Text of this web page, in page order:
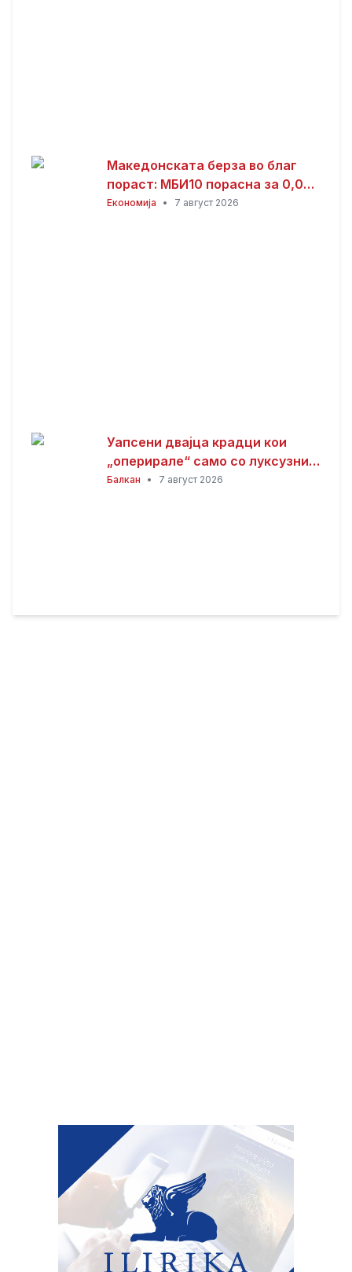
Македонската берза во благ
пораст: МБИ10 порасна за 0,08
отсто, најтргувани акциите на
Економија • 7 август 2026
Уапсени двајца крадци кои
„оперирале“ само со луксузни
автомобили
Балкан • 7 август 2026